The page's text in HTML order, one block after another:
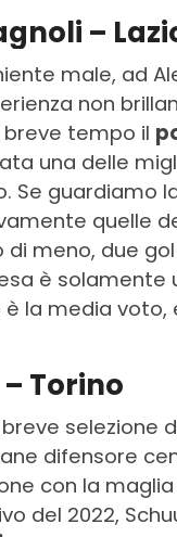
–
male, ad
non
tempo il
una delle
Se guardiamo
quelle
meno, due
è solamente
la media voto,
Torino
selezione
difensore
con la
del 2022,